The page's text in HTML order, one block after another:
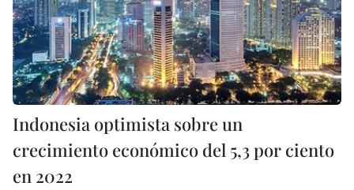
Indonesia optimista sobre un
crecimiento económico del 5,3 por ciento
en 2022